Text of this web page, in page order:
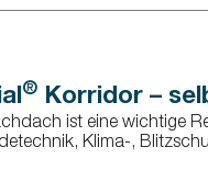
® Korridor –
ist eine wichtige
Klima-,